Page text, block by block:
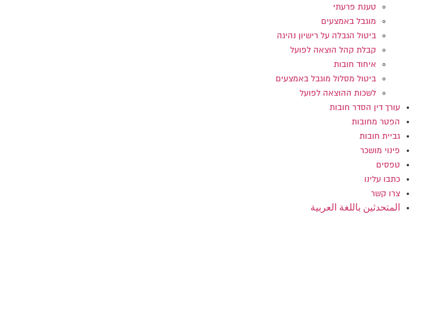
טענת פרעתי
מוגבל באמצעים
ביטול הגבלה על רישיון נהיגה
קבלת קהל הוצאה לפועל
איחוד חובות
ביטול מסלול מוגבל באמצעים
לשכות ההוצאה לפועל
עורך דין הסדר חובות
הפטר מחובות
גביית חובות
פינוי מושכר
טפסים
כתבו עלינו
צרו קשר
المتحدثين باللغة العربية